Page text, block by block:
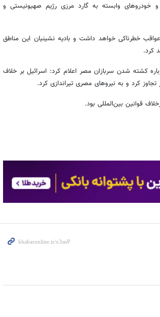
خودروهای وابسته به گارد مرزی رژیم صهیونیستی و
خطرناکی خواهد داشت و بادیه نشینیان این مناطق
کرد.
کشته شدن سربازان مصر اعلام کرد: اسرائیل بر خلاف
کرد و به نیروهای مصری تیراندازی کرد.
قوانین بین‌المللی بود.